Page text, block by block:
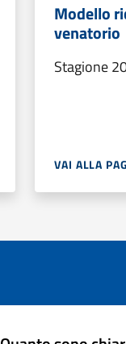
Modello
venatorio
Stagione
VAI ALLA